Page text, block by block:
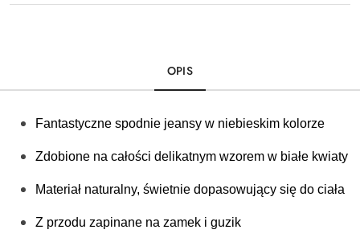
OPIS
Fantastyczne spodnie jeansy w niebieskim kolorze
Zdobione na całości delikatnym wzorem w białe kwiaty
Materiał naturalny, świetnie dopasowujący się do ciała
Z przodu zapinane na zamek i guzik